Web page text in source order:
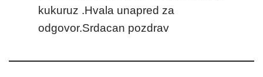
kukuruz .Hvala unapred za
odgovor.Srdacan pozdrav